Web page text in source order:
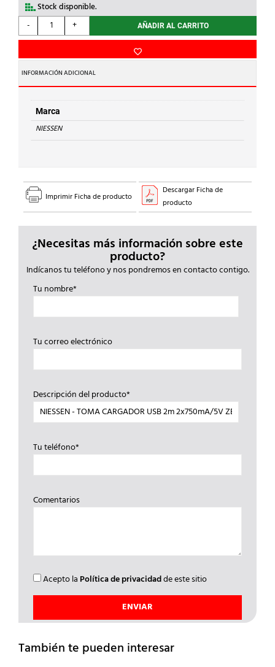
Stock disponible.
-
NIESSEN
-
CARGADOR
USB
2m
2x750mA/5V
ZENIT
ANTRACITA
cantidad
+ AÑADIR AL CARRITO
INFORMACIÓN ADICIONAL
Marca
NIESSEN
Imprimir Ficha de producto
Descargar Ficha de
producto
¿Necesitas más información sobre este
producto?
Indícanos tu teléfono y nos pondremos en contacto contigo.
Tu nombre*
Tu correo electrónico
Descripción del producto*
Tu teléfono*
Comentarios
Acepto la Política de privacidadde este sitio
También te pueden interesar